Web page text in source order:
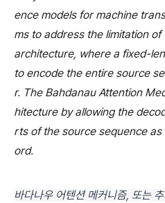
ence models for machine
ms to address the limitation
architecture, where a fixed-
to encode the entire source
r. The Bahdanau Attention
hitecture by allowing the
rts of the source sequence
ord.
바다나우 어텐션 메커니즘, 또는